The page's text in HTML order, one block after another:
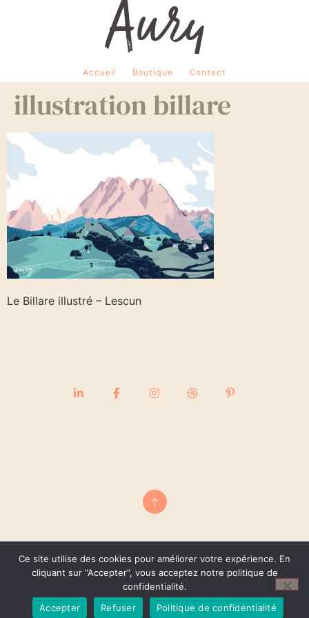
Accueil Boutique Contact
illustration billare
Le Billare illustré – Lescun
© 2022, Aury, Tous Droits Réservés
Ce site utilise des cookies pour améliorer votre expérience. En
cliquant sur "Accepter", vous acceptez notre politique de
confidentialité.
Accepter
Refuser Politique de confidentialité